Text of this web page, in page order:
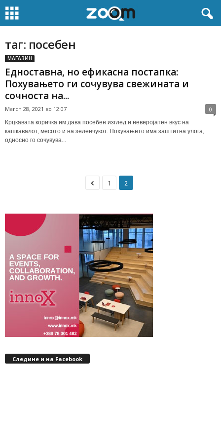
таг: посебен
МАГАЗИН
Едноставна, но ефикасна постапка:
Похувањето ги сочувува свежината и
сочноста на...
March 28, 2021 во 12:07 0
Крцкавата коричка им дава посебен изглед и неверојатен вкус на
кашкавалот, месото и на зеленчукот. Похувањето има заштитна улога,
односно го сочувува...
1 2
Следине и на Facebook